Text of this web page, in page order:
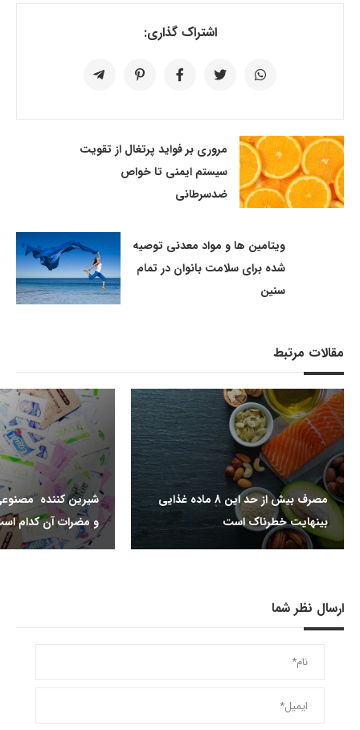
اشتراک گذاری:
مروری بر فواید پرتغال از تقویت
سیستم ایمنی تا خواص
ضدسرطانی
ویتامین ها و مواد معدنی توصیه
شده برای سلامت بانوان در تمام
سنین
مقالات مرتبط
مصرف بیش از حد این 8 ماده غذایی
بینهایت خطرناک است
شیرین کننده
و مضرات آن کدام
ارسال نظر شما